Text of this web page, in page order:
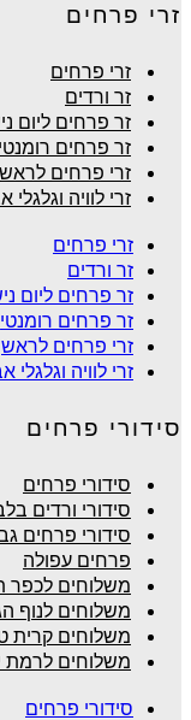
זרי פרחים
זרי פרחים
זר ורדים
זר פרחים ליום
זר פרחים רומנטי
זרי פרחים לראש
זרי לוויה וגלגלי
זרי פרחים
זר ורדים
זר פרחים ליום
זר פרחים רומנטי
זרי פרחים לראש
זרי לוויה וגלגלי
סידורי פרחים
סידורי פרחים
סידורי ורדים
סידורי פרחים
פרחים עפולה
משלוחים לכפר
משלוחים לנוף
משלוחים קרית
משלוחים לרמת
סידורי פרחים